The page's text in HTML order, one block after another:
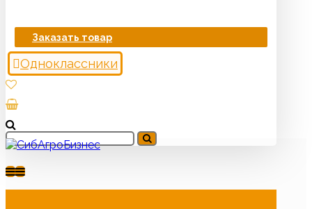
Заказать товар
Одноклассники